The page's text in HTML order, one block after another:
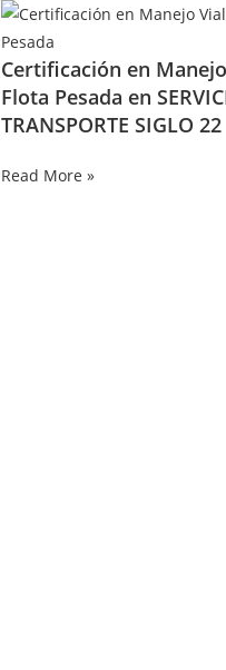
Certificación en
Flota Pesada en
TRANSPORTE SIGLO 22
Read More »